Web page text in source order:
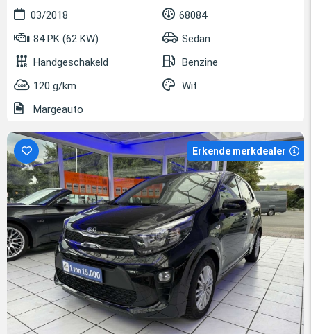
03/2018
68084
84 PK (62 KW)
Sedan
Handgeschakeld
Benzine
120 g/km
Wit
Margeauto
Erkende merkdealer